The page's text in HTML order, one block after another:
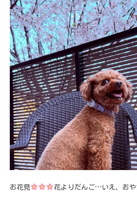
お花見 花よりだんご…いえ、おや